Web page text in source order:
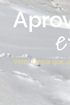
Vem! Deixa que